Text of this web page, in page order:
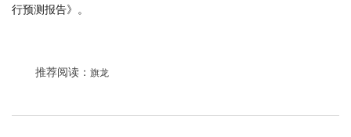
行预测报告》。
推荐阅读： 旗龙